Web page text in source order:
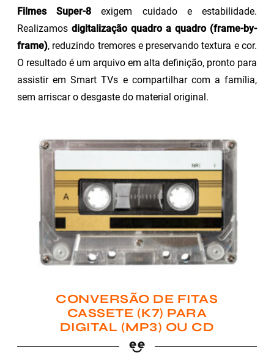
Filmes Super-8 exigem cuidado e estabilidade.
Realizamos digitalização quadro a quadro (frame-by-
frame), reduzindo tremores e preservando textura e cor.
O resultado é um arquivo em alta definição, pronto para
assistir em Smart TVs e compartilhar com a família,
sem arriscar o desgaste do material original.
CONVERSÃO DE FITAS
CASSETE (K7) PARA
DIGITAL (MP3) OU CD